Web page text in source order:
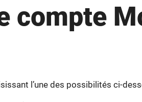
compte
l’une des possibilités ci-